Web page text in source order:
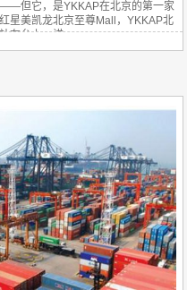
但它，是YKKAP在北京的第一家
星美凯龙北京至尊Mall，YKKAP北
在台上，讲...